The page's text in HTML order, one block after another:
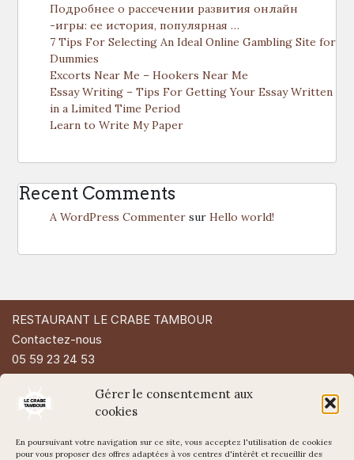
Gérer le consentement aux
cookies
En poursuivant votre navigation sur ce site, vous acceptez l'utilisation de cookies
pour vous proposer des offres adaptées à vos centres d'intérêt et recueillir des
Подробнее о рассечении развития онлайн
-игры: ее история, популярная …
7 Tips For Selecting An Ideal Online Gambling Site for
Dummies
Excorts Near Me – Hookers Near Me
Essay Writing – Tips For Getting Your Essay Written
in a Limited Time Period
Learn to Write My Paper
Recent Comments
A WordPress Commenter sur Hello world!
RESTAURANT LE CRABE TAMBOUR
Contactez-nous
05 59 23 24 53
49 Rue d'Espagne
64200 Biarritz